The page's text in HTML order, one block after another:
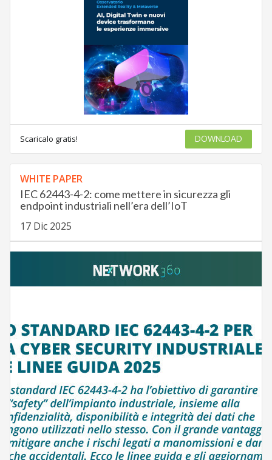
Scaricalo gratis! DOWNLOAD
WHITE PAPER
IEC 62443-4-2: come mettere in sicurezza gli
endpoint industriali nell’era dell’IoT
17 Dic 2025